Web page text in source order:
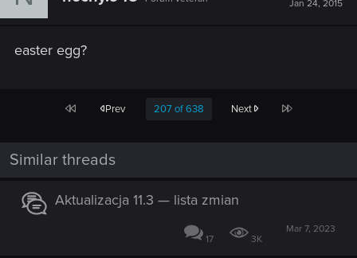
Jan 24, 2015
easter egg?
First Prev 207 of 638 Next Last
Similar threads
Aktualizacja 11.3 — lista zmian
17 3K
Mar 7, 2023